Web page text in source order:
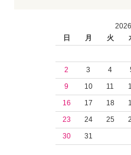
日
月 火
2
3 4
9
10 11
16
17 18
23
24 25
30
31